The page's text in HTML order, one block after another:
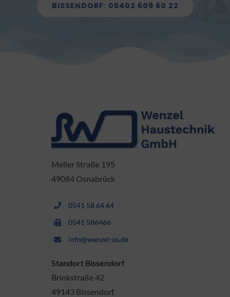
BISSENDORF: 05402 609 60 22
Meller Straße 195
49084 Osnabrück
0541 58 64 64
0541 586466
info@wenzel-os.de
Standort Bissendorf
Brinkstraße 42
49143 Bissendorf